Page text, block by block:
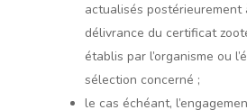
actualisés postérieurement
délivrance du certificat
établis par l’organisme ou
sélection concerné ;
le cas échéant,